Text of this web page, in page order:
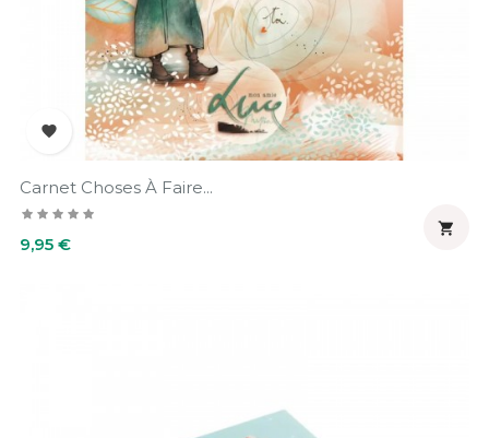

Carnet Choses À Faire...
Prix
9,95 €
